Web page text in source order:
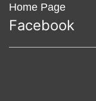
Home Page
Facebook